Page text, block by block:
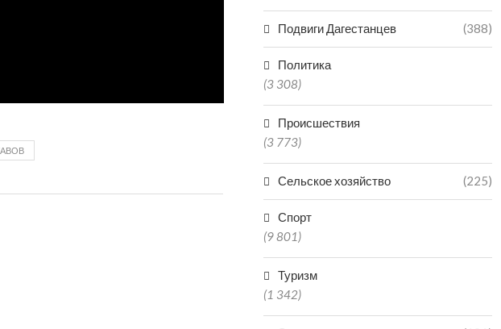
Подвиги Дагестанцев (388)
Политика
(3 308)
Происшествия
(3 773)
Сельское хозяйство (225)
Спорт
(9 801)
Туризм
(1 342)